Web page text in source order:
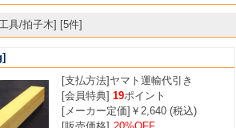
具/拍子木] [5件]
[支払方法] ヤマト運輸代引き
[会員特典] 19ポイント
[メーカー定価]￥2,640 (税込)